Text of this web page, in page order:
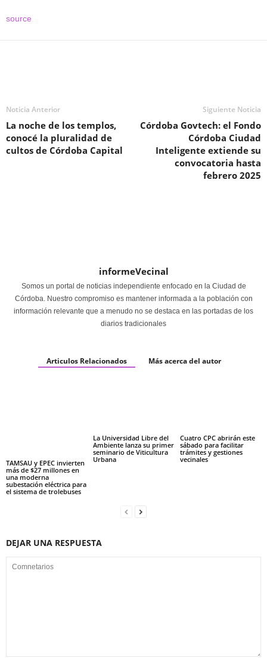
source
Noticia Anterior
La noche de los templos,
conocé la pluralidad de
cultos de Córdoba Capital
Siguiente Noticia
Córdoba Govtech: el Fondo
Córdoba Ciudad
Inteligente extiende su
convocatoria hasta
febrero 2025
informeVecinal
Somos un portal de noticias independiente enfocado en la Ciudad de
Córdoba. Nuestro compromiso es mantener informada a la población con
información relevante que a menudo no se destaca en las portadas de los
diarios tradicionales
Articulos Relacionados Más acerca del autor
TAMSAU y EPEC invierten
más de $27 millones en
una moderna
subestación eléctrica para
el sistema de trolebuses
La Universidad Libre del
Ambiente lanza su primer
seminario de Viticultura
Urbana
Cuatro CPC abrirán este
sábado para facilitar
trámites y gestiones
vecinales
DEJAR UNA RESPUESTA